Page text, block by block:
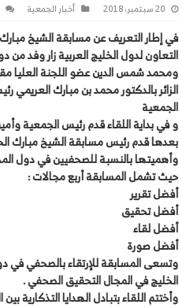
20 سبتمبر، 2018 أخبار الجمعية
في إطار التعريف عن مسابقة الشيخ
التعاون لدول الخليج العربية زار وفد من
ومحمد شمس الدين عضو اللجنة العليا
الزائر بالدكتور محمد بن مبارك
الجمعية
و في بداية اللقاء قدم رئيس الجمعية
بعدها قدم رئيس مسابقة الشيخ مبارك
وأهميتها بالنسبة للصحفيين في دول
حيث تشمل المسابقة أربع مجالات :
أفضل تقرير
أفضل تحقيق
أفضل لقاء
أفضل صورة
وتسعى المسابقة للإرتقاء بالصحفي في
الخليج في المجال التحقيق الصحفي .
وأختتم اللقاء بتبادل الهدايا التذكارية